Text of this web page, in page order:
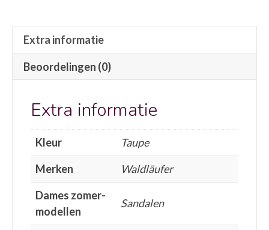
Extra informatie
Beoordelingen (0)
Extra informatie
Kleur
Taupe
Merken
Waldläufer
Dames zomer-
modellen
Sandalen